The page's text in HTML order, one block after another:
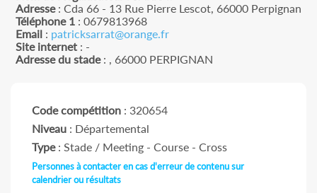
Adresse: Cda 66 - 13 Rue Pierre Lescot, 66000 Perpignan
Téléphone 1 : 0679813968
Email : patricksarrat@orange.fr
Site internet : -
Adresse du stade: , 66000 PERPIGNAN
Code compétition : 320654
Niveau : Départemental
Type: Stade / Meeting - Course - Cross
Personnes à contacter en cas d'erreur de contenu sur
calendrier ou résultats